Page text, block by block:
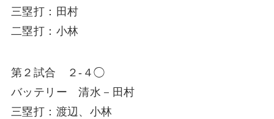
三塁打：田村
二塁打：小林
第２試合 ２-４◯
バッテリー 清水－田村
三塁打：渡辺、小林